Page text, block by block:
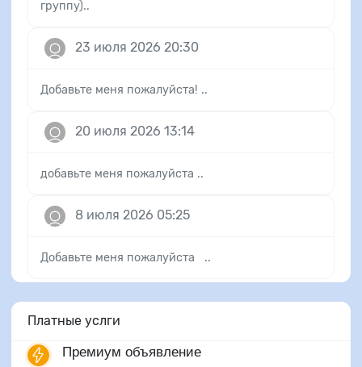
группу)..
23 июля 2026 20:30
Добавьте меня пожалуйста! ..
20 июля 2026 13:14
добавьте меня пожалуйста ..
8 июля 2026 05:25
Добавьте меня пожалуйста ..
Платные услги
Премиум объявление